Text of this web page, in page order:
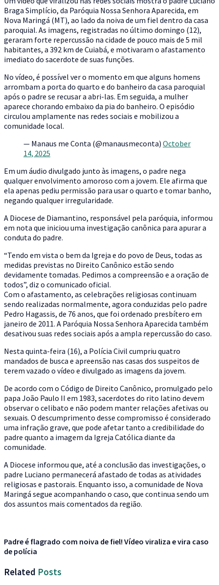
Braga Simplício, da Paróquia Nossa Senhora Aparecida, em
Nova Maringá (MT), ao lado da noiva de um fiel dentro da casa
paroquial. As imagens, registradas no último domingo (12),
geraram forte repercussão na cidade de pouco mais de 5 mil
habitantes, a 392 km de Cuiabá, e motivaram o afastamento
imediato do sacerdote de suas funções.
No vídeo, é possível ver o momento em que alguns homens
arrombam a porta do quarto e do banheiro da casa paroquial
após o padre se recusar a abri-las. Em seguida, a mulher
aparece chorando embaixo da pia do banheiro. O episódio
circulou amplamente nas redes sociais e mobilizou a
comunidade local.
— Manaus me Conta (@manausmeconta) October
14, 2025
Em um áudio divulgado junto às imagens, o padre nega
qualquer envolvimento amoroso com a jovem. Ele afirma que
ela apenas pediu permissão para usar o quarto e tomar banho,
negando qualquer irregularidade.
A Diocese de Diamantino, responsável pela paróquia, informou
em nota que iniciou uma investigação canônica para apurar a
conduta do padre.
“Tendo em vista o bem da Igreja e do povo de Deus, todas as
medidas previstas no Direito Canônico estão sendo
devidamente tomadas. Pedimos a compreensão e a oração de
todos”, diz o comunicado oficial.
Com o afastamento, as celebrações religiosas continuam
sendo realizadas normalmente, agora conduzidas pelo padre
Pedro Hagassis, de 76 anos, que foi ordenado presbítero em
janeiro de 2011. A Paróquia Nossa Senhora Aparecida também
desativou suas redes sociais após a ampla repercussão do caso.
Nesta quinta-feira (16), a Polícia Civil cumpriu quatro
mandados de busca e apreensão nas casas dos suspeitos de
terem vazado o vídeo e divulgado as imagens da jovem.
De acordo com o Código de Direito Canônico, promulgado pelo
papa João Paulo II em 1983, sacerdotes do rito latino devem
observar o celibato e não podem manter relações afetivas ou
sexuais. O descumprimento desse compromisso é considerado
uma infração grave, que pode afetar tanto a credibilidade do
padre quanto a imagem da Igreja Católica diante da
comunidade.
A Diocese informou que, até a conclusão das investigações, o
padre Luciano permanecerá afastado de todas as atividades
religiosas e pastorais. Enquanto isso, a comunidade de Nova
Maringá segue acompanhando o caso, que continua sendo um
dos assuntos mais comentados da região.
Padre é flagrado com noiva de fiel! Vídeo viraliza e vira caso
de polícia
Related Posts